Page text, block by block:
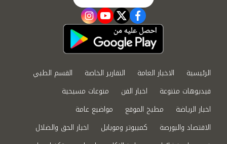
facebook
twitter
youtube
instagram
الرئيسية الاخبار العامة التقارير الخاصة
القسم الطبي
فيديوهات متنوعة
اخبار الفن
منوعات مسيحية
اخبار الرياضة
مطبخ الموقع
مواضيع عامة
الاقتصاد والبورصة
كمبيوتر وموبايل
اخبار الحق والضلال